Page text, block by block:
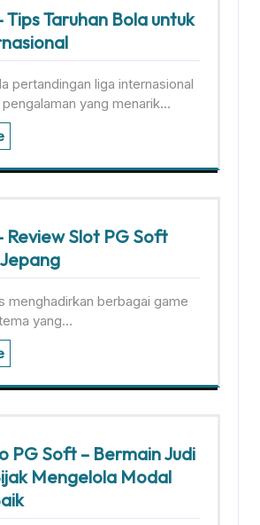
Tips Taruhan Bola untuk
pertandingan liga internasional
yang menarik…
Review Slot PG Soft
menghadirkan berbagai game
yang…
PG Soft – Bermain Judi
Mengelola Modal